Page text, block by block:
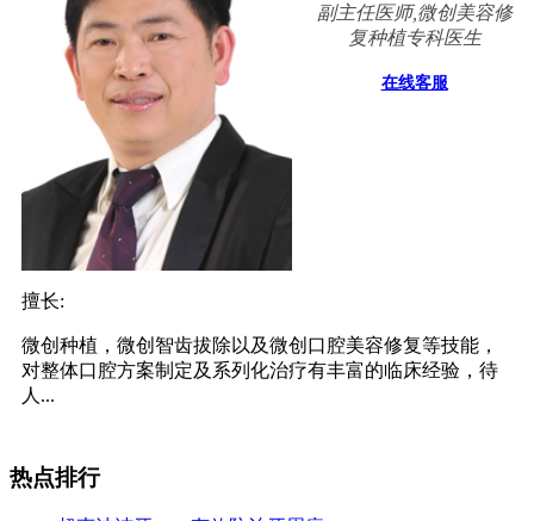
副主任医师,微创美容修
复种植专科医生
在线客服
擅长:
微创种植，微创智齿拔除以及微创口腔美容修复等技能，
对整体口腔方案制定及系列化治疗有丰富的临床经验，待
人...
热点排行